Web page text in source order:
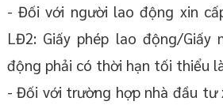
- Đối với người lao động xin
LĐ2: Giấy phép lao động/Giấy
động phải có thời hạn tối thiểu
- Đối với trường hợp nhà đầu tư